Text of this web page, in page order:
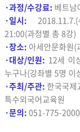
·과정/수강료: 베트남
·일시: 2018.11.7.(
21:00(과정별 총 8강)
·장소: 아세안문화원(
·대상/인원: 12세 이
누구나(강좌별 5명 이
·주최/주관: 한국국제
특수외국어교육원
·문의: 051-775-